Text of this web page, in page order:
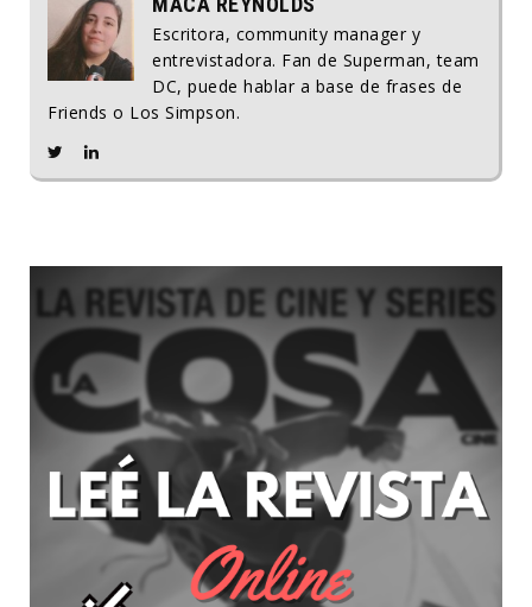
Escritora, community manager y
entrevistadora. Fan de Superman, team
DC, puede hablar a base de frases de
Friends o Los Simpson.